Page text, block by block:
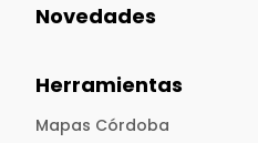
Novedades
Herramientas
Mapas Córdoba